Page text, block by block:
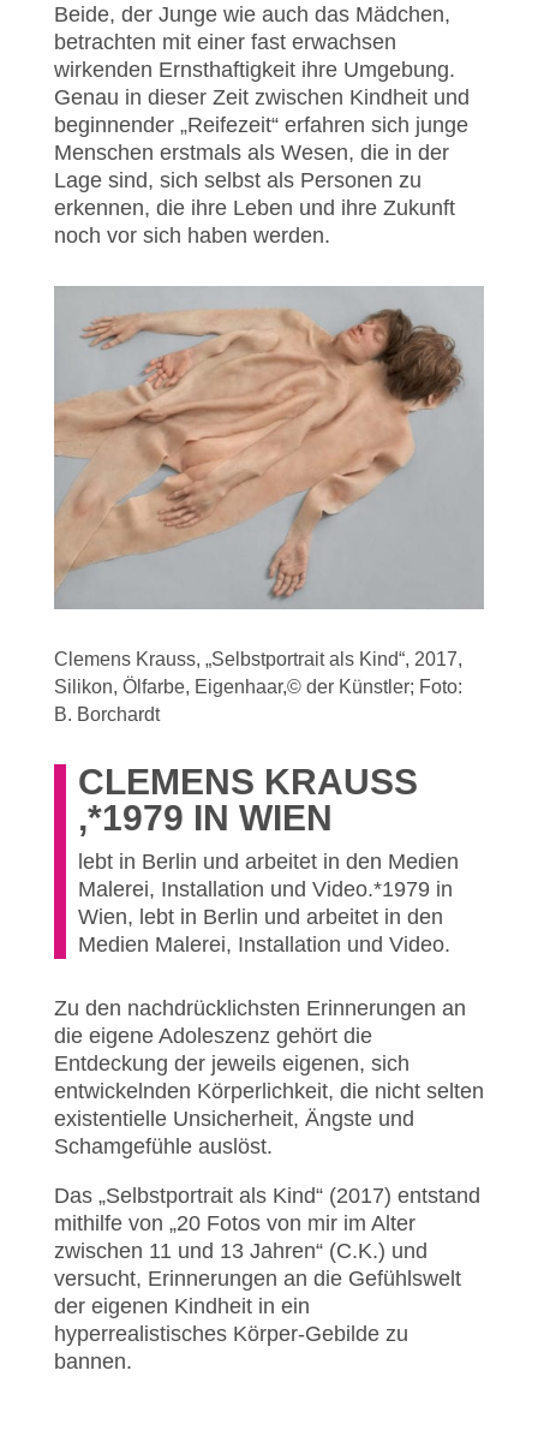
Beide, der Junge wie auch das Mädchen,
betrachten mit einer fast erwachsen
wirkenden Ernsthaftigkeit ihre Umgebung.
Genau in dieser Zeit zwischen Kindheit und
beginnender „Reifezeit“ erfahren sich junge
Menschen erstmals als Wesen, die in der
Lage sind, sich selbst als Personen zu
erkennen, die ihre Leben und ihre Zukunft
noch vor sich haben werden.
Clemens Krauss, „Selbstportrait als Kind“, 2017,
Silikon, Ölfarbe, Eigenhaar,© der Künstler; Foto:
B. Borchardt
CLEMENS KRAUSS
,*1979 IN WIEN
lebt in Berlin und arbeitet in den Medien
Malerei, Installation und Video.*1979 in
Wien, lebt in Berlin und arbeitet in den
Medien Malerei, Installation und Video.
Zu den nachdrücklichsten Erinnerungen an
die eigene Adoleszenz gehört die
Entdeckung der jeweils eigenen, sich
entwickelnden Körperlichkeit, die nicht selten
existentielle Unsicherheit, Ängste und
Schamgefühle auslöst.
Das „Selbstportrait als Kind“ (2017) entstand
mithilfe von „20 Fotos von mir im Alter
zwischen 11 und 13 Jahren“ (C.K.) und
versucht, Erinnerungen an die Gefühlswelt
der eigenen Kindheit in ein
hyperrealistisches Körper-Gebilde zu
bannen.